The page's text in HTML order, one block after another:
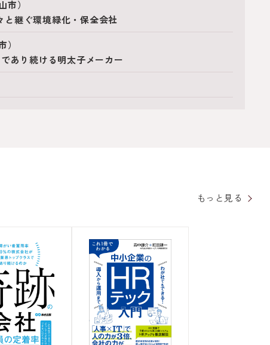
）
継ぐ環境緑化・保全会社
あり続ける明太子メーカー
もっと見る